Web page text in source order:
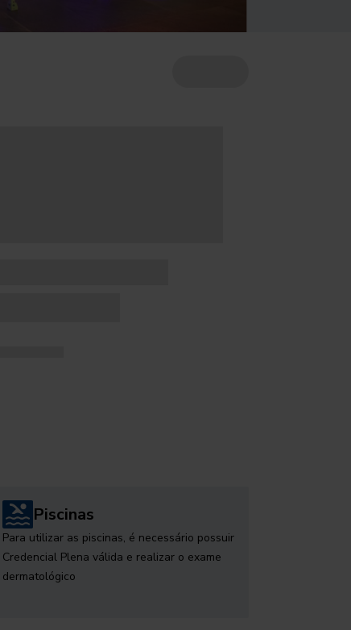
Piscinas
Para utilizar as piscinas, é necessário possuir
Credencial Plena válida e realizar o exame
dermatológico